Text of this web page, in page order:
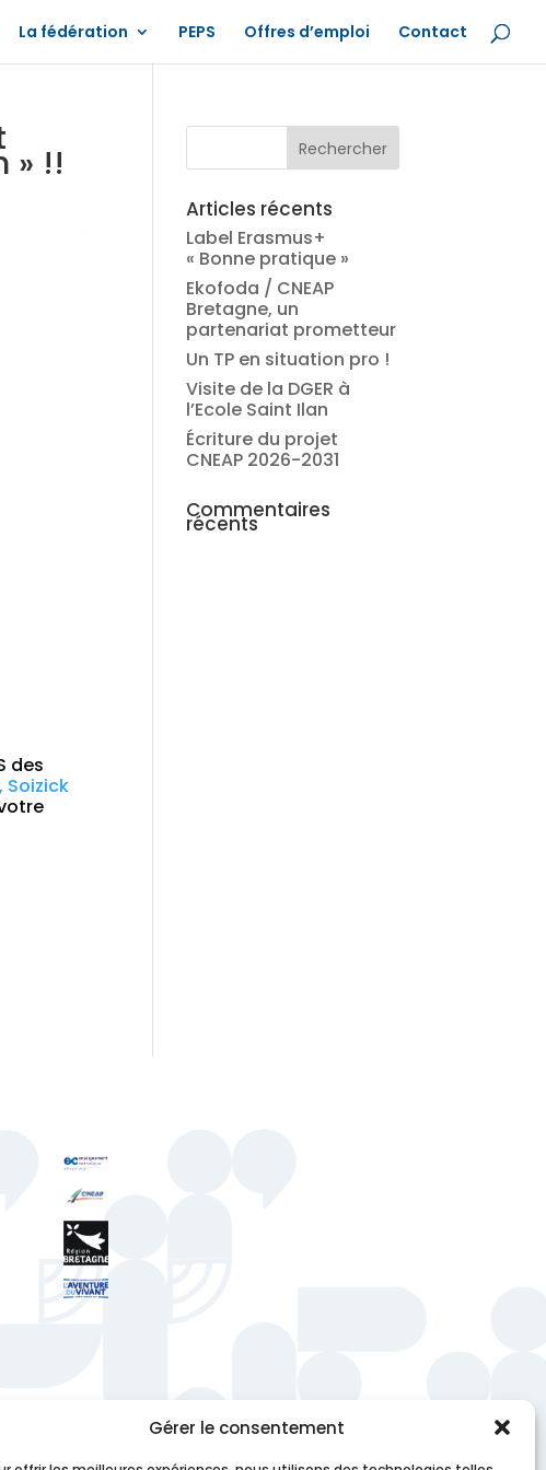
Gérer le consentement
La fédération PEPS Offres d’emploi Contact
» !!
des
Soizick
Articles récents
Label Erasmus+
« Bonne pratique »
Ekofoda / CNEAP
Bretagne, un
partenariat prometteur
Un TP en situation pro !
Visite de la DGER à
l’Ecole Saint Ilan
Écriture du projet
CNEAP 2026-2031
Commentaires
récents